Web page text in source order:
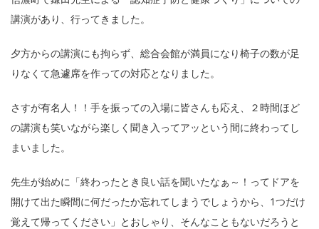
講演があり、行ってきました。
夕方からの講演にも拘らず、総合会館が満員になり椅子の数が足
りなくて急遽席を作っての対応となりました。
さすが有名人！！手を振っての入場に皆さんも応え、２時間ほど
の講演も笑いながら楽しく聞き入ってアッという間に終わってし
まいました。
先生が始めに「終わったとき良い話を聞いたなぁ～！ってドアを
開けて出た瞬間に何だったか忘れてしまうでしょうから、1つだけ
覚えて帰ってください」とおしゃり、そんなこともないだろうと